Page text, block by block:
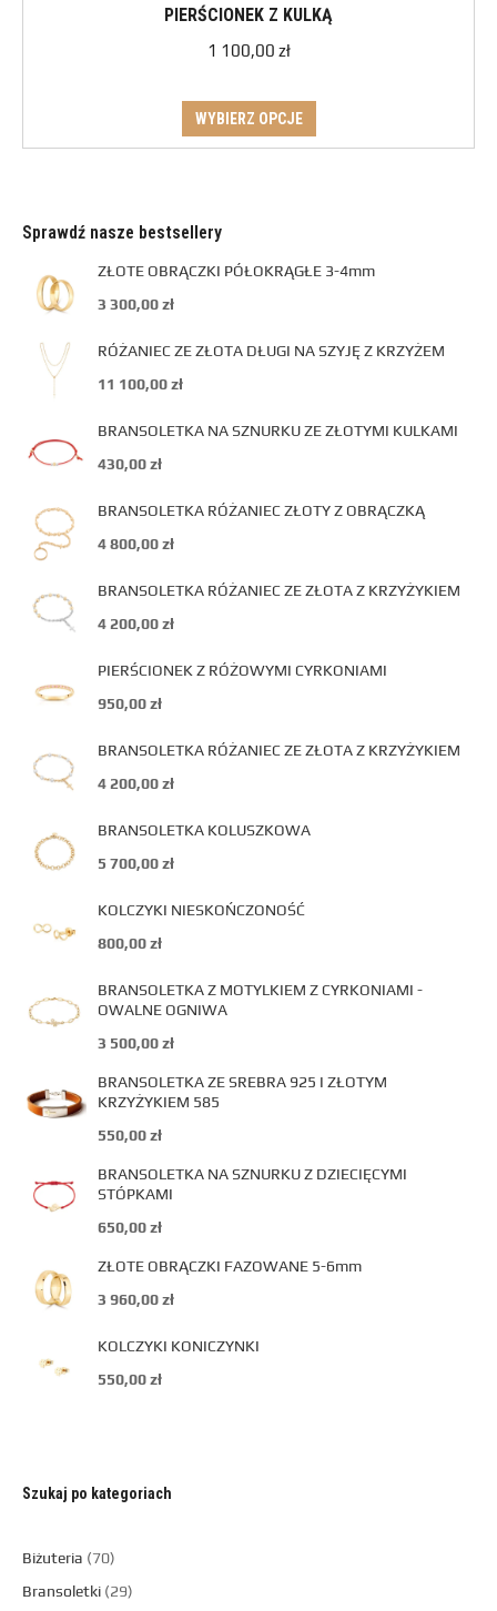
PIERŚCIONEK Z KULKĄ
1 100,00 zł
WYBIERZ OPCJE
Sprawdź nasze bestsellery
ZŁOTE OBRĄCZKI PÓŁOKRĄGŁE 3-4mm
3 300,00zł
RÓŻANIEC ZE ZŁOTA DŁUGI NA SZYJĘ Z KRZYŻEM
11 100,00zł
BRANSOLETKA NA SZNURKU ZE ZŁOTYMI KULKAMI
430,00zł
BRANSOLETKA RÓŻANIEC ZŁOTY Z OBRĄCZKĄ
4 800,00zł
BRANSOLETKA RÓŻANIEC ZE ZŁOTA Z KRZYŻYKIEM
4 200,00zł
PIERŚCIONEK Z RÓŻOWYMI CYRKONIAMI
950,00zł
BRANSOLETKA RÓŻANIEC ZE ZŁOTA Z KRZYŻYKIEM
4 200,00zł
BRANSOLETKA KOLUSZKOWA
5 700,00zł
KOLCZYKI NIESKOŃCZONOŚĆ
800,00zł
BRANSOLETKA Z MOTYLKIEM Z CYRKONIAMI -
OWALNE OGNIWA
3 500,00zł
BRANSOLETKA ZE SREBRA 925 I ZŁOTYM
KRZYŻYKIEM 585
550,00zł
BRANSOLETKA NA SZNURKU Z DZIECIĘCYMI
STÓPKAMI
650,00zł
ZŁOTE OBRĄCZKI FAZOWANE 5-6mm
3 960,00zł
KOLCZYKI KONICZYNKI
550,00zł
Szukaj po kategoriach
Biżuteria
70
Bransoletki 29